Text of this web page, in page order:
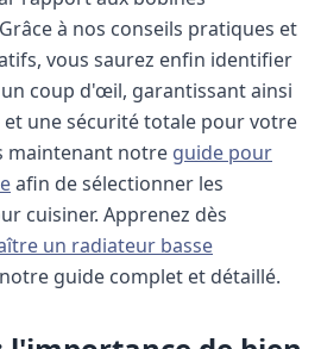
à nos conseils pratiques et
vous saurez enfin identifier
coup d'œil, garantissant ainsi
une sécurité totale pour votre
maintenant notre guide pour
afin de sélectionner les
cuisiner. Apprenez dès
un radiateur basse
guide complet et détaillé.